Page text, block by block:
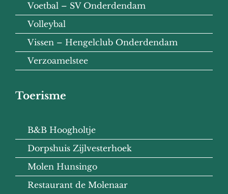
Voetbal – SV Onderdendam
Volleybal
Vissen – Hengelclub Onderdendam
Verzoamelstee
Toerisme
B&B Hoogholtje
Dorpshuis Zijlvesterhoek
Molen Hunsingo
Restaurant de Molenaar